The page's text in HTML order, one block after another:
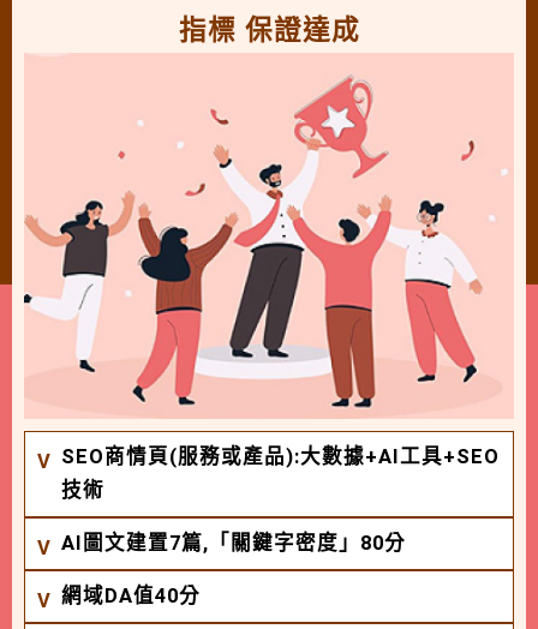
指標 保證達成
SEO商情頁(服務或產品):大數據+AI工具+SEO
技術
AI圖文建置7篇,「關鍵字密度」80分
網域DA值40分